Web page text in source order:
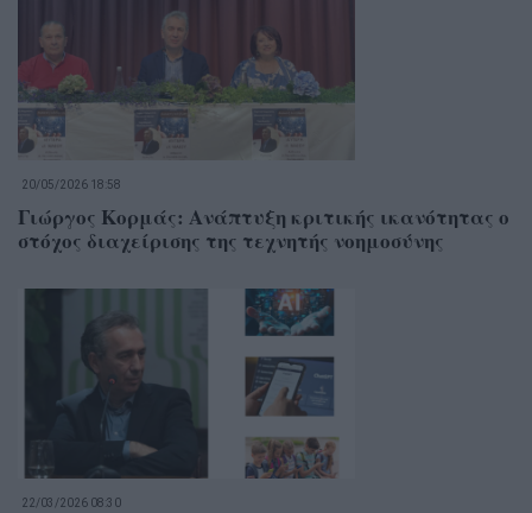
20/05/2026 18:58
Γιώργος Κορμάς: Ανάπτυξη κριτικής ικανότητας ο
στόχος διαχείρισης της τεχνητής νοημοσύνης
22/03/2026 08:30